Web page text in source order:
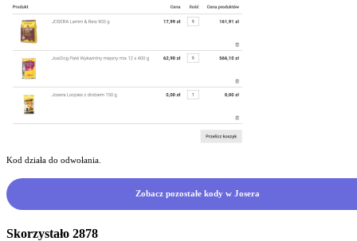
Kod działa do odwołania.
Zobacz pozostałe kody w Josera
Skorzystało 2878